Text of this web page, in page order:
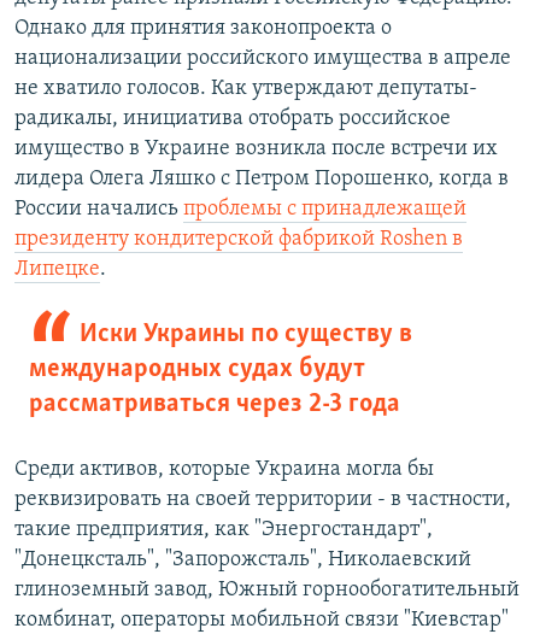
Однако для принятия законопроекта о
национализации российского имущества в апреле
не хватило голосов. Как утверждают депутаты-
радикалы, инициатива отобрать российское
имущество в Украине возникла после встречи их
лидера Олега Ляшко с Петром Порошенко, когда в
России начались проблемы с принадлежащей
президенту кондитерской фабрикой Roshen в
Липецке.
Иски Украины по существу в
международных судах будут
рассматриваться через 2-3 года
Среди активов, которые Украина могла бы
реквизировать на своей территории - в частности,
такие предприятия, как "Энергостандарт",
"Донецксталь", "Запорожсталь", Николаевский
глиноземный завод, Южный горнообогатительный
комбинат, операторы мобильной связи "Киевстар"